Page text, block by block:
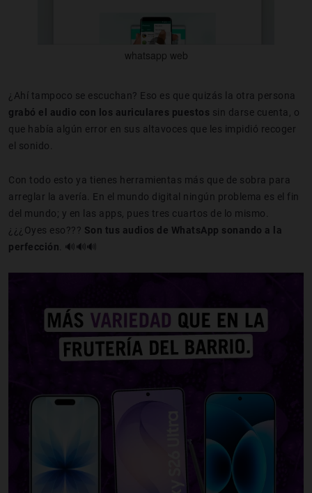
whatsapp web
¿Ahí tampoco se escuchan? Eso es que quizás la otra persona
grabó el audio con los auriculares puestos sin darse cuenta, o
que había algún error en sus altavoces que les impidió recoger
el sonido.
Con todo esto ya tienes herramientas más que de sobra para
arreglar la avería. En el mundo digital ningún problema es el fin
del mundo; y en las apps, pues tres cuartos de lo mismo.
¿¿¿Oyes eso??? Son tus audios de WhatsApp sonando a la
perfección. 🔊🔊🔊